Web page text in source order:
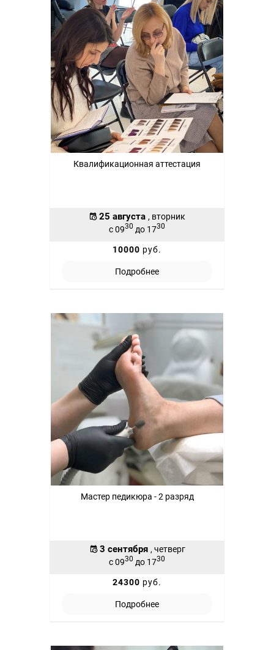
Квалификационная аттестация
25 августа , вторник
с 0930 до 1730
10000 руб.
Подробнее
Мастер педикюра - 2 разряд
3 сентября , четверг
с 0930 до 1730
24300 руб.
Подробнее